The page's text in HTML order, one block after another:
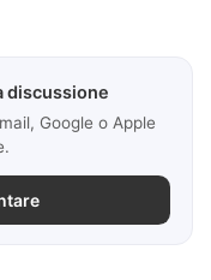
discussione
Google o Apple